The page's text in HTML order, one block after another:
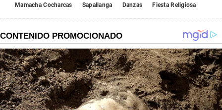
Mamacha Cocharcas Sapallanga Danzas Fiesta Religiosa